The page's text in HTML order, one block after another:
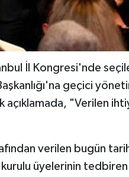
İl Kongresi'nde
geçici
açıklamada, "Verilen
verilen bugün
üyelerinin